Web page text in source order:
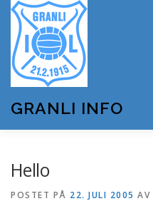
innhold
GRANLI INFO
Hello
POSTET PÅ 22. JULI 2005 AV